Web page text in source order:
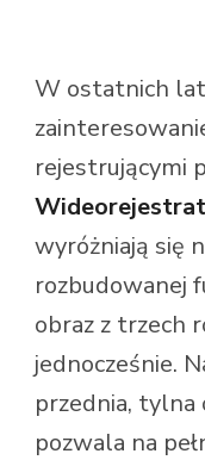
W ostatnich
rejestrującymi
wyróżniają się
rozbudowanej
obraz z trzech
jednocześnie.
przednia, tylna
pozwala na